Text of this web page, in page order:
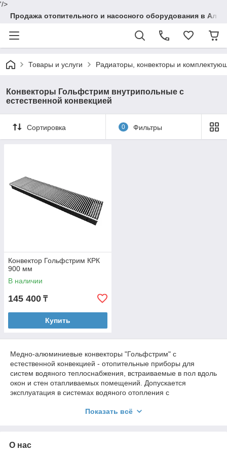
'/>
Продажа отопительного и насосного оборудования в
Товары и услуги Радиаторы, конвекторы и
Конвекторы Гольфстрим внутрипольные с
естественной конвекцией
Сортировка 0 Фильтры
Конвектор Гольфстрим КРК
900 мм
В наличии
145 400 ₸
Купить
Медно-алюминиевые конвекторы "Гольфстрим" с
естественной конвекцией - отопительные приборы для
систем водяного теплоснабжения, встраиваемые в пол вдоль
окон и стен отапливаемых помещений. Допускается
эксплуатация в системах водяного отопления с
давлением теплоносителя до 1,6 МПа (16 кгс/см²).
состоящий из медной трубы и алюминиевых пластин
Показать всё
О нас